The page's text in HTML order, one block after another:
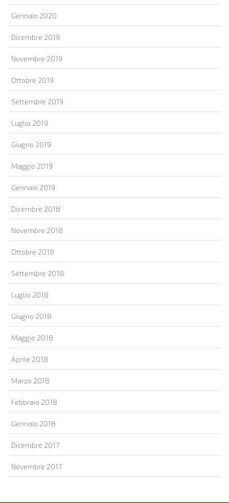
Gennaio 2020
Dicembre 2019
Novembre 2019
Ottobre 2019
Settembre 2019
Luglio 2019
Giugno 2019
Maggio 2019
Gennaio 2019
Dicembre 2018
Novembre 2018
Ottobre 2018
Settembre 2018
Luglio 2018
Giugno 2018
Maggio 2018
Aprile 2018
Marzo 2018
Febbraio 2018
Gennaio 2018
Dicembre 2017
Novembre 2017